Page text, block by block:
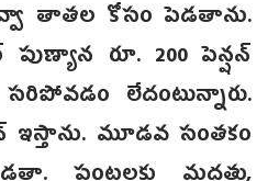
తాతల కోసం పెడతాను.
రూ. 200 పెన్షన్
లేదంటున్నారు.
ఇస్తాను. మూడ‌వ సంతకం